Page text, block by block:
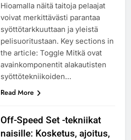
Hioamalla näitä taitoja pelaajat
voivat merkittävästi parantaa
syöttötarkkuuttaan ja yleistä
pelisuoritustaan. Key sections in
the article: Toggle Mitkä ovat
avainkomponentit alakautisten
syöttötekniikoiden…
Read More
Off-Speed Set -tekniikat
naisille: Kosketus, ajoitus,